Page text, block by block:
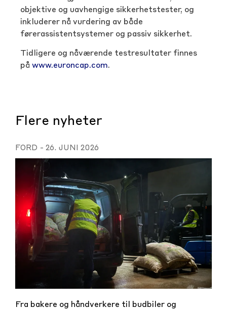
objektive og uavhengige sikkerhetstester, og
inkluderer nå vurdering av både
førerassistentsystemer og passiv sikkerhet.
Tidligere og nåværende testresultater finnes
på www.euroncap.com.
Flere nyheter
FORD - 26. JUNI 2026
Fra bakere og håndverkere til budbiler og